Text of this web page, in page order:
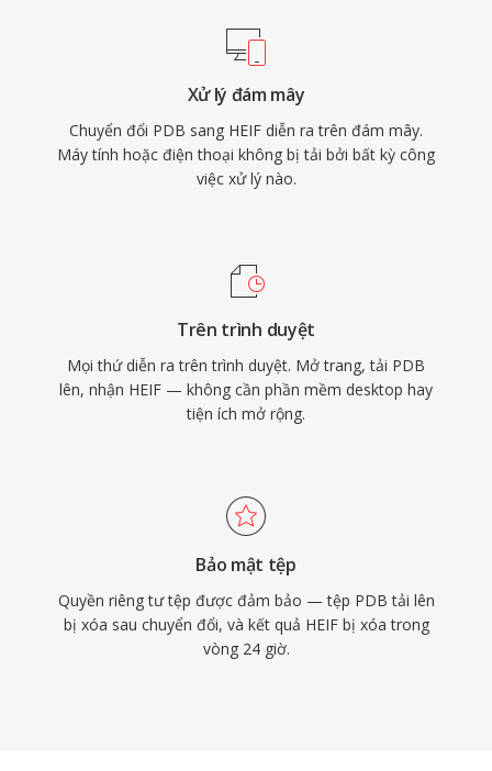
Xử lý đám mây
Chuyển đổi PDB sang HEIF diễn ra trên đám mây.
Máy tính hoặc điện thoại không bị tải bởi bất kỳ công
việc xử lý nào.
Trên trình duyệt
Mọi thứ diễn ra trên trình duyệt. Mở trang, tải PDB
lên, nhận HEIF — không cần phần mềm desktop hay
tiện ích mở rộng.
Bảo mật tệp
Quyền riêng tư tệp được đảm bảo — tệp PDB tải lên
bị xóa sau chuyển đổi, và kết quả HEIF bị xóa trong
vòng 24 giờ.